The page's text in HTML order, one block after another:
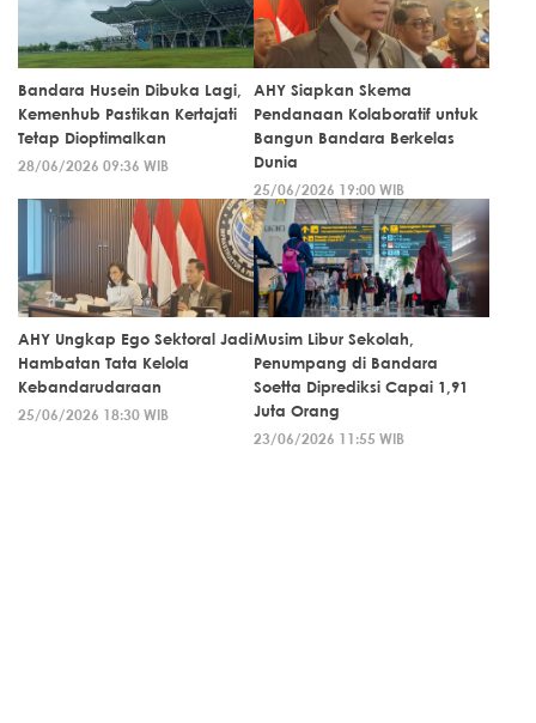
Bandara Husein Dibuka Lagi,
Kemenhub Pastikan Kertajati
Tetap Dioptimalkan
28/06/2026 09:36 WIB
AHY Siapkan Skema
Pendanaan Kolaboratif untuk
Bangun Bandara Berkelas
Dunia
25/06/2026 19:00 WIB
AHY Ungkap Ego Sektoral Jadi
Hambatan Tata Kelola
Kebandarudaraan
25/06/2026 18:30 WIB
Musim Libur Sekolah,
Penumpang di Bandara
Soetta Diprediksi Capai 1,91
Juta Orang
23/06/2026 11:55 WIB